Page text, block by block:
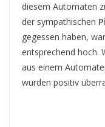
diesem Automaten
der sympathischen
gegessen haben,
entsprechend hoch.
aus einem
wurden positiv